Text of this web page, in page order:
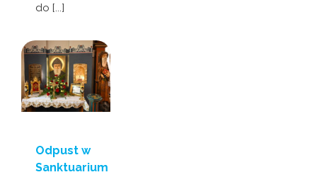
do [...]
Odpust w
Sanktuarium